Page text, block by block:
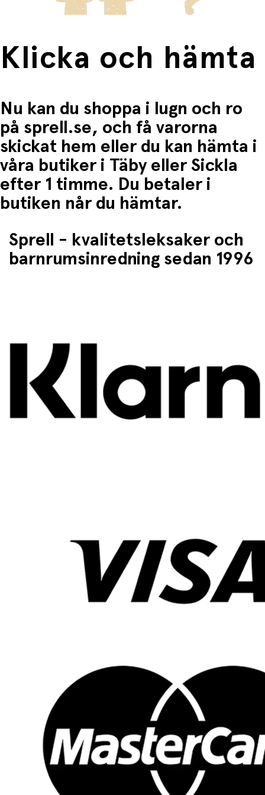
Klicka och hämta
Nu kan du shoppa i lugn och ro
på sprell.se, och få varorna
skickat hem eller du kan hämta i
våra butiker i Täby eller Sickla
efter 1 timme. Du betaler i
butiken når du hämtar.
Sprell - kvalitetsleksaker och
barnrumsinredning sedan 1996